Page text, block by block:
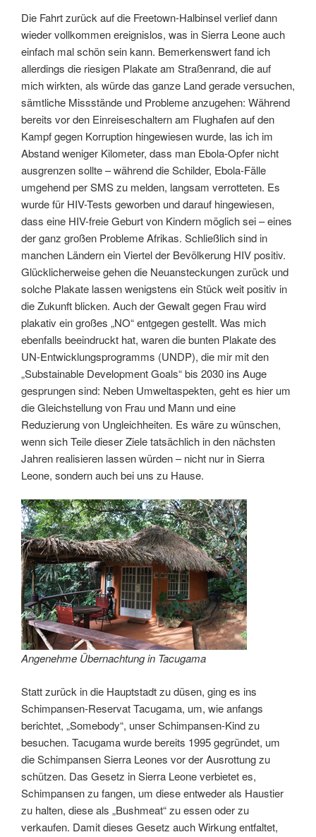
Die Fahrt zurück auf die Freetown-Halbinsel verlief dann
wieder vollkommen ereignislos, was in Sierra Leone auch
einfach mal schön sein kann. Bemerkenswert fand ich
allerdings die riesigen Plakate am Straßenrand, die auf
mich wirkten, als würde das ganze Land gerade versuchen,
sämtliche Missstände und Probleme anzugehen: Während
bereits vor den Einreiseschaltern am Flughafen auf den
Kampf gegen Korruption hingewiesen wurde, las ich im
Abstand weniger Kilometer, dass man Ebola-Opfer nicht
ausgrenzen sollte – während die Schilder, Ebola-Fälle
umgehend per SMS zu melden, langsam verrotteten. Es
wurde für HIV-Tests geworben und darauf hingewiesen,
dass eine HIV-freie Geburt von Kindern möglich sei – eines
der ganz großen Probleme Afrikas. Schließlich sind in
manchen Ländern ein Viertel der Bevölkerung HIV positiv.
Glücklicherweise gehen die Neuansteckungen zurück und
solche Plakate lassen wenigstens ein Stück weit positiv in
die Zukunft blicken. Auch der Gewalt gegen Frau wird
plakativ ein großes „NO“ entgegen gestellt. Was mich
ebenfalls beeindruckt hat, waren die bunten Plakate des
UN-Entwicklungsprogramms (UNDP), die mir mit den
„Substainable Development Goals“ bis 2030 ins Auge
gesprungen sind: Neben Umweltaspekten, geht es hier um
die Gleichstellung von Frau und Mann und eine
Reduzierung von Ungleichheiten. Es wäre zu wünschen,
wenn sich Teile dieser Ziele tatsächlich in den nächsten
Jahren realisieren lassen würden – nicht nur in Sierra
Leone, sondern auch bei uns zu Hause.
Angenehme Übernachtung in Tacugama
Statt zurück in die Hauptstadt zu düsen, ging es ins
Schimpansen-Reservat Tacugama, um, wie anfangs
berichtet, „Somebody“, unser Schimpansen-Kind zu
besuchen. Tacugama wurde bereits 1995 gegründet, um
die Schimpansen Sierra Leones vor der Ausrottung zu
schützen. Das Gesetz in Sierra Leone verbietet es,
Schimpansen zu fangen, um diese entweder als Haustier
zu halten, diese als „Bushmeat“ zu essen oder zu
verkaufen. Damit dieses Gesetz auch Wirkung entfaltet,